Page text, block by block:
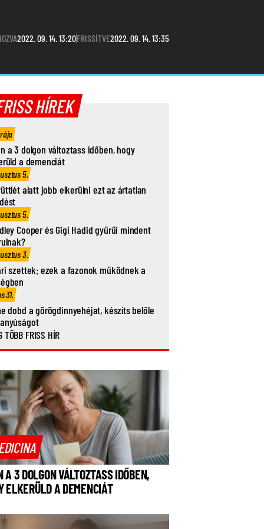
2022. 09. 14. 13:20FRISSÍTVE2022. 09. 14. 13:35
HÍREK
a 3 dolgon változtass időben, hogy
a demenciát
5.
alatt jobb elkerülni ezt az ártatlan
5.
Cooper és Gigi Hadid gyűrűi mindent
3.
szettek: ezek a fazonok működnek a
31.
dobd a görögdinnyehéjat, készíts belőle
TÖBB FRISS HÍR
A 3 DOLGON VÁLTOZTASS IDŐBEN,
ELKERÜLD A DEMENCIÁT